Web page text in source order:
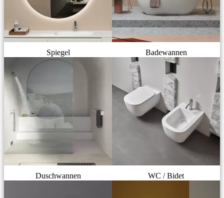
Spiegel Badewannen
Duschwannen WC / Bidet